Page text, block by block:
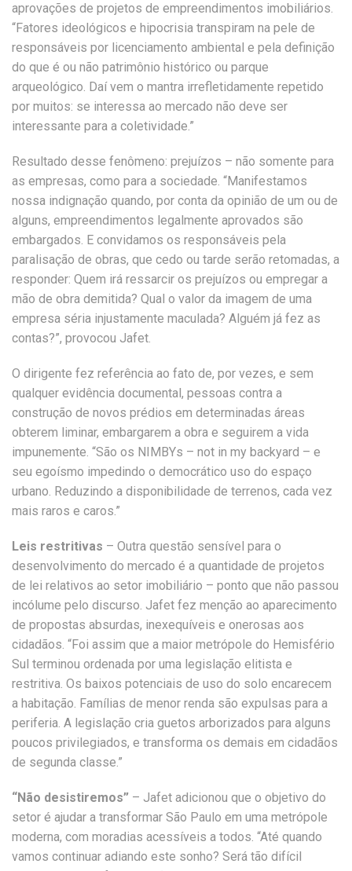
aprovações de projetos de empreendimentos imobiliários.
“Fatores ideológicos e hipocrisia transpiram na pele de
responsáveis por licenciamento ambiental e pela definição
do que é ou não patrimônio histórico ou parque
arqueológico. Daí vem o mantra irrefletidamente repetido
por muitos: se interessa ao mercado não deve ser
interessante para a coletividade.”
Resultado desse fenômeno: prejuízos – não somente para
as empresas, como para a sociedade. “Manifestamos
nossa indignação quando, por conta da opinião de um ou de
alguns, empreendimentos legalmente aprovados são
embargados. E convidamos os responsáveis pela
paralisação de obras, que cedo ou tarde serão retomadas, a
responder: Quem irá ressarcir os prejuízos ou empregar a
mão de obra demitida? Qual o valor da imagem de uma
empresa séria injustamente maculada? Alguém já fez as
contas?”, provocou Jafet.
O dirigente fez referência ao fato de, por vezes, e sem
qualquer evidência documental, pessoas contra a
construção de novos prédios em determinadas áreas
obterem liminar, embargarem a obra e seguirem a vida
impunemente. “São os NIMBYs – not in my backyard – e
seu egoísmo impedindo o democrático uso do espaço
urbano. Reduzindo a disponibilidade de terrenos, cada vez
mais raros e caros.”
Leis restritivas – Outra questão sensível para o
desenvolvimento do mercado é a quantidade de projetos
de lei relativos ao setor imobiliário – ponto que não passou
incólume pelo discurso. Jafet fez menção ao aparecimento
de propostas absurdas, inexequíveis e onerosas aos
cidadãos. “Foi assim que a maior metrópole do Hemisfério
Sul terminou ordenada por uma legislação elitista e
restritiva. Os baixos potenciais de uso do solo encarecem
a habitação. Famílias de menor renda são expulsas para a
periferia. A legislação cria guetos arborizados para alguns
poucos privilegiados, e transforma os demais em cidadãos
de segunda classe.”
“Não desistiremos” – Jafet adicionou que o objetivo do
setor é ajudar a transformar São Paulo em uma metrópole
moderna, com moradias acessíveis a todos. “Até quando
vamos continuar adiando este sonho? Será tão difícil